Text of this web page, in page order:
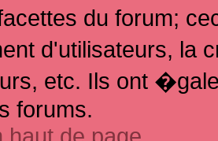
du forum;
d'utilisateurs, la
etc. Ils ont
forums.